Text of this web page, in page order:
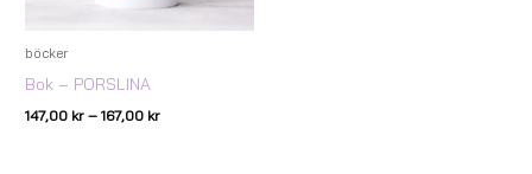
böcker
Bok – PORSLINA
147,00 kr – 167,00 kr